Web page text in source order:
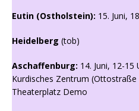
Eutin (Ostholstein): 15. Juni,
Heidelberg (tob)
Aschaffenburg: 14. Juni, 12-15
Kurdisches Zentrum
Theaterplatz Demo